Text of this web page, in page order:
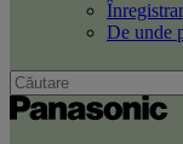
De unde